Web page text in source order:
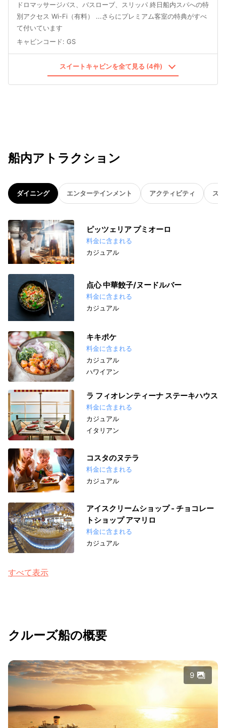
ドロマッサージバス、バスローブ、スリッパ 終日船内スパへの特
別アクセス Wi-Fi（有料） ...さらにプレミアム客室の特典がすべ
て付いています
キャビンコード: GS
スイートキャビンを全て見る (4件)
船内アトラクション
ダイニング エンターテインメント アクティビティ ス
ピッツェリア プミオーロ
料金に含まれる
カジュアル
点心 中華餃子/ヌードルバー
料金に含まれる
カジュアル
キキポケ
料金に含まれる
カジュアル
ハワイアン
ラ フィオレンティーナ ステーキハウス
料金に含まれる
カジュアル
イタリアン
コスタのヌテラ
料金に含まれる
カジュアル
アイスクリームショップ - チョコレー
トショップ アマリロ
料金に含まれる
カジュアル
すべて表示
クルーズ船の概要
9